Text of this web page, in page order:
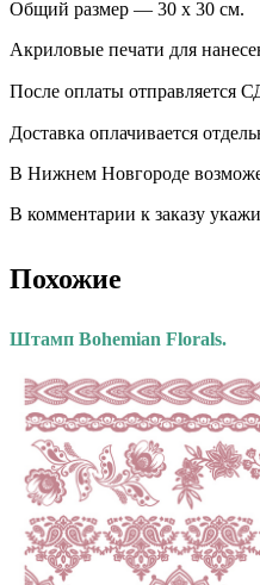
Общий размер — 30 х 30 см.
Акриловые печати для
После оплаты отправляется
Доставка оплачивается
В Нижнем Новгороде
В комментарии к заказу
Похожие
Штамп Bohemian Florals.